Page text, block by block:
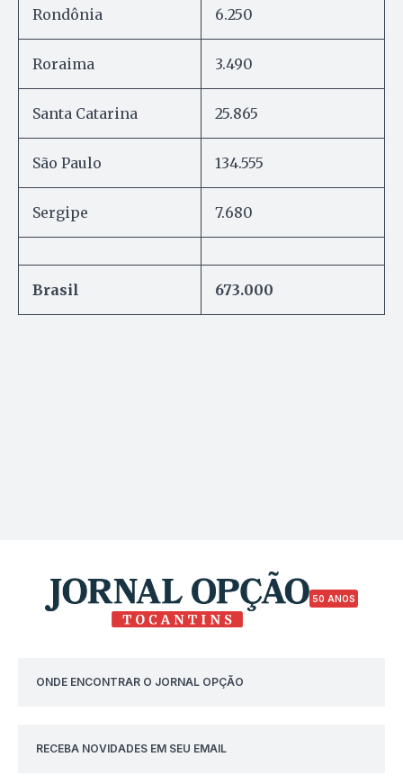
Rondônia 6.250
Roraima 3.490
Santa Catarina 25.865
São Paulo 134.555
Sergipe 7.680
Brasil 673.000
50 ANOS
ONDE ENCONTRAR O JORNAL OPÇÃO
RECEBA NOVIDADES EM SEU EMAIL